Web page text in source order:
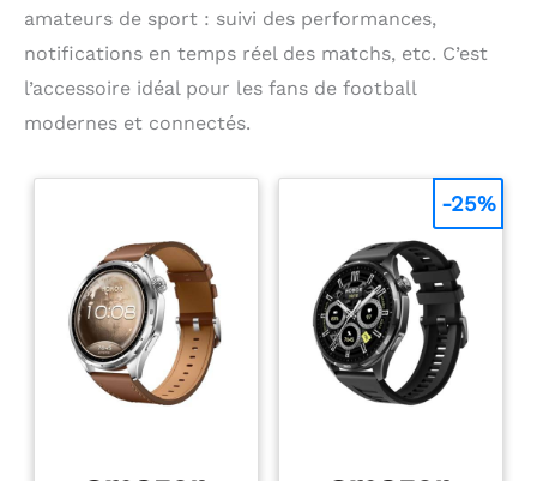
amateurs de sport : suivi des performances,
notifications en temps réel des matchs, etc. C’est
l’accessoire idéal pour les fans de football
modernes et connectés.
-25%